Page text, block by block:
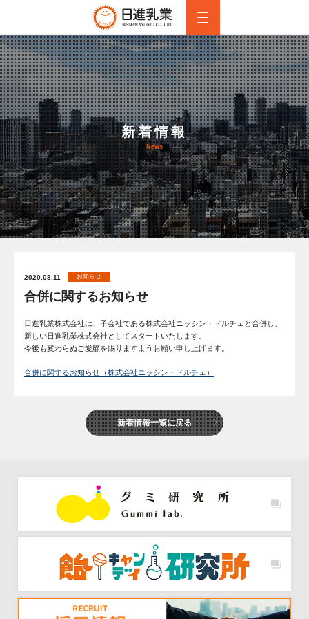
新着情報
News
2020.08.11 お知らせ
合併に関するお知らせ
日進乳業株式会社は、子会社である株式会社ニッシン・ドルチェと合併し、
新しい日進乳業株式会社としてスタートいたします。
今後も変わらぬご愛顧を賜りますようお願い申し上げます。
合併に関するお知らせ（株式会社ニッシン・ドルチェ）
新着情報一覧に戻る